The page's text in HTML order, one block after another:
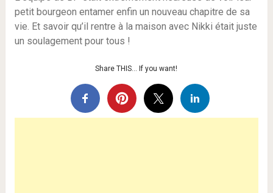
petit bourgeon entamer enfin un nouveau chapitre de sa
vie. Et savoir qu’il rentre à la maison avec Nikki était juste
un soulagement pour tous !
Share THIS… If you want!